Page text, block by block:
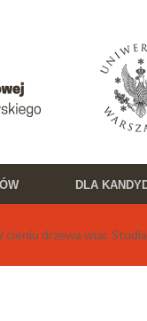
DLA
drzewa wiar.